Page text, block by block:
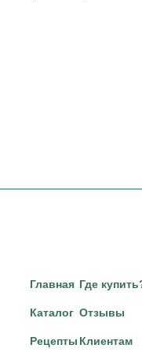
Главная
Каталог
Рецепты
Где
Отзывы
Клиентам